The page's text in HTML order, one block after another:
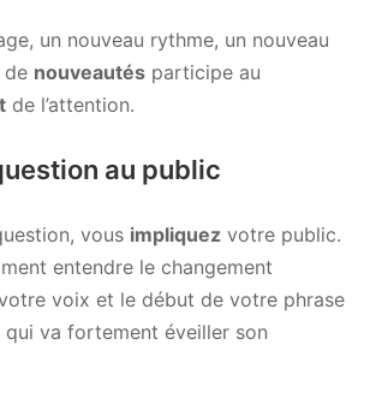
un nouveau rythme, un nouveau
de nouveautés participe au
de l’attention.
au public
vous impliquez votre public.
entendre le changement
voix et le début de votre phrase
va fortement éveiller son